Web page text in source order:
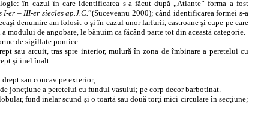
în cazul în care identificarea s-a făcut după „Atlante” forma a fost
I-er – III-er siecles ap.J.C.”(Suceveanu 2000); când identificarea formei s-a
denumire am folosit-o şi în cazul unor farfurii, castroane şi cupe pe care
modului de angobare, le bănuim ca făcând parte tot din această categorie.
de sigillate pontice:
sau arcuit, tras spre interior, mulură în zona de îmbinare a peretelui cu
şi inel înalt.
sau concav pe exterior;
joncţiune a peretelui cu fundul vasului; pe corp decor barbotinat.
fund inelar scund şi o toartă sau două torţi mici circulare în secţiune;